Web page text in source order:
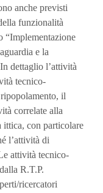
anche previsti
funzionalità
“Implementazione
e la
dettaglio l’attività
tecnico-
il
correlate alla
ittica, con particolare
l’attività di
attività tecnico-
R.T.P.
ricercatori